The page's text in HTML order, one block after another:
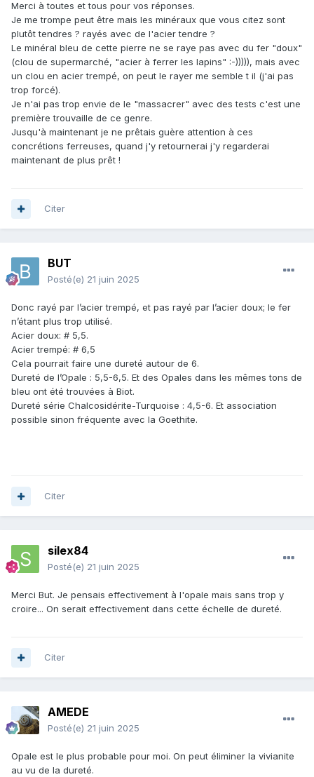
Merci à toutes et tous pour vos réponses.
Je me trompe peut être mais les minéraux que vous citez sont
plutôt tendres ? rayés avec de l'acier tendre ?
Le minéral bleu de cette pierre ne se raye pas avec du fer "doux"
(clou de supermarché, "acier à ferrer les lapins" :-))))), mais avec
un clou en acier trempé, on peut le rayer me semble t il (j'ai pas
trop forcé).
Je n'ai pas trop envie de le "massacrer" avec des tests c'est une
première trouvaille de ce genre.
Jusqu'à maintenant je ne prêtais guère attention à ces
concrétions ferreuses, quand j'y retournerai j'y regarderai
maintenant de plus prêt !
Citer
BUT
Posté(e) 21 juin 2025
Donc rayé par l’acier trempé, et pas rayé par l’acier doux; le fer
n’étant plus trop utilisé.
Acier doux: # 5,5.
Acier trempé: # 6,5
Cela pourrait faire une dureté autour de 6.
Dureté de l’Opale : 5,5-6,5. Et des Opales dans les mêmes tons de
bleu ont été trouvées à Biot.
Dureté série Chalcosidérite-Turquoise : 4,5-6. Et association
possible sinon fréquente avec la Goethite.
Citer
silex84
Posté(e) 21 juin 2025
Merci But. Je pensais effectivement à l'opale mais sans trop y
croire... On serait effectivement dans cette échelle de dureté.
Citer
AMEDE
Posté(e) 21 juin 2025
Opale est le plus probable pour moi. On peut éliminer la vivianite
au vu de la dureté.